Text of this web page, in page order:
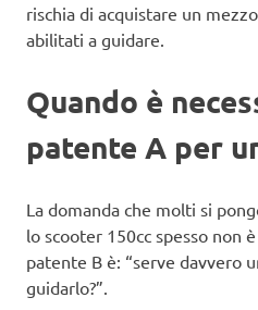
rischia di acquistare un
abilitati a guidare.
Quando è
patente A per
La domanda che molti si
lo scooter 150cc spesso non
patente B è: “serve davvero
guidarlo?”.